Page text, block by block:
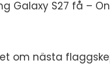
Galaxy S27 få –
om nästa